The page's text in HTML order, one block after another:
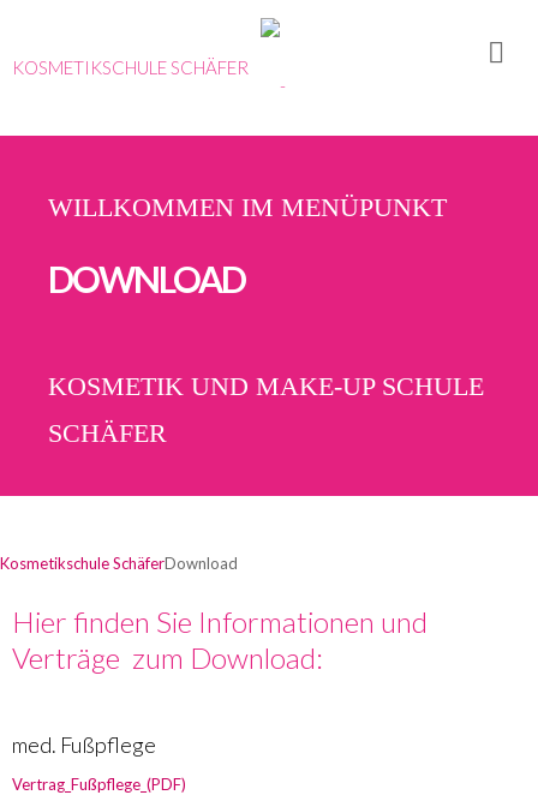
KOSMETIKSCHULE SCHÄFER
WILLKOMMEN IM MENÜPUNKT
DOWNLOAD
KOSMETIK UND MAKE-UP SCHULE
SCHÄFER
Kosmetikschule SchäferDownload
Hier finden Sie Informationen und
Verträge zum Download:
med. Fußpflege
Vertrag_Fußpflege_(PDF)